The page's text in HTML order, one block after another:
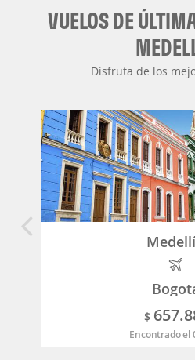
VUELOS DE
Disfruta de los
$
Encontrado el